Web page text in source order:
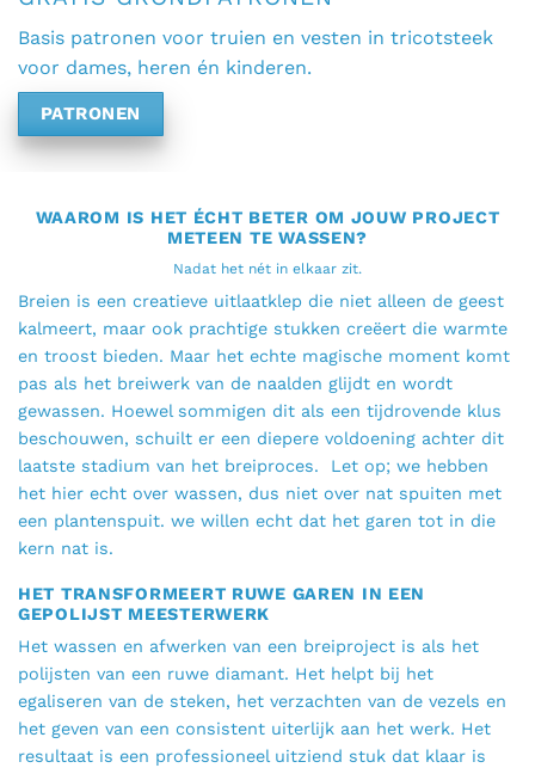
Basis patronen voor truien en vesten in tricotsteek
voor dames, heren én kinderen.
PATRONEN
WAAROM IS HET ÉCHT BETER OM JOUW PROJECT
METEEN TE WASSEN?
Nadat het nét in elkaar zit.
Breien is een creatieve uitlaatklep die niet alleen de geest
kalmeert, maar ook prachtige stukken creëert die warmte
en troost bieden. Maar het echte magische moment komt
pas als het breiwerk van de naalden glijdt en wordt
gewassen. Hoewel sommigen dit als een tijdrovende klus
beschouwen, schuilt er een diepere voldoening achter dit
laatste stadium van het breiproces. Let op; we hebben
het hier echt over wassen, dus niet over nat spuiten met
een plantenspuit. we willen echt dat het garen tot in die
kern nat is.
HET TRANSFORMEERT RUWE GAREN IN EEN
GEPOLIJST MEESTERWERK
Het wassen en afwerken van een breiproject is als het
polijsten van een ruwe diamant. Het helpt bij het
egaliseren van de steken, het verzachten van de vezels en
het geven van een consistent uiterlijk aan het werk. Het
resultaat is een professioneel uitziend stuk dat klaar is